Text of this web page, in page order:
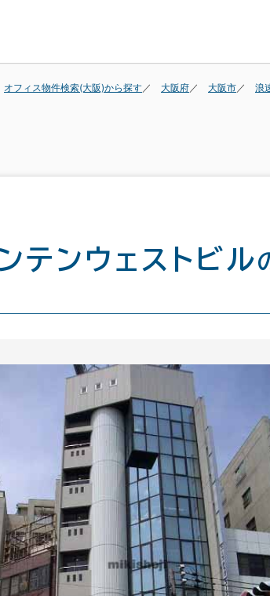
オフィス物件検索(大阪)から探す 大阪府 大阪市 浪
テンウェストビル